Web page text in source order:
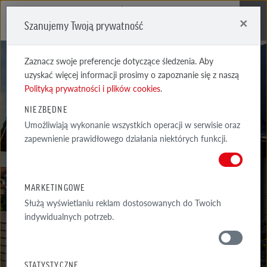
REALIZACJE
WYSELEKCJONOWANE PRZYKŁADY NAJCIEKAWSZYCH REALIZACJI
Szanujemy Twoją prywatność ×
Zaznacz swoje preferencje dotyczące śledzenia. Aby
uzyskać więcej informacji prosimy o zapoznanie się z naszą
Polityką prywatności i plików cookies.
NIEZBĘDNE
Umożliwiają wykonanie wszystkich operacji w serwisie oraz
zapewnienie prawidłowego działania niektórych funkcji.
MARKETINGOWE
Służą wyświetlaniu reklam dostosowanych do Twoich
indywidualnych potrzeb.
STATYSTYCZNE